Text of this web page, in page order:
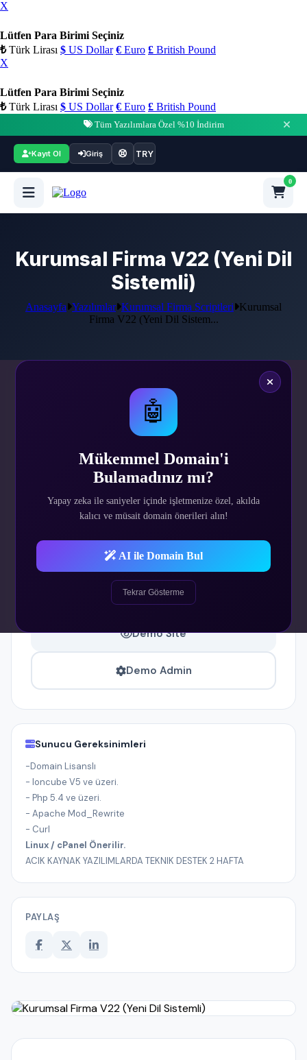
X
Lütfen Para Birimi Seçiniz
₺Türk Lirası $ US Dollar € Euro £ British Pound
X
Lütfen Para Birimi Seçiniz
₺Türk Lirası $ US Dollar € Euro £ British Pound
Tüm Yazılımlara Özel %10 İndirim
Kayıt Ol Giriş TRY
0
Kurumsal Firma V22 (Yeni Dil
Sistemli)
Anasayfa Yazılımlar Kurumsal Firma Scriptleri Kurumsal
Firma V22 (Yeni Dil Sistem...
🤖
Mükemmel Domain'i
Bulamadınız mı?
Yapay zeka ile saniyeler içinde işletmenize özel, akılda
kalıcı ve müsait domain önerileri alın!
AI ile Domain Bul
Tekrar Gösterme
Yönetim Panelimizi İncelemek
Admin Panel Giriş Bilgileri
Parola: demo
3.250₺
Tek Sefer
SATIN AL
Demo Site
Demo Admin
Sunucu Gereksinimleri
-Domain Lisanslı
- Ioncube V5 ve üzeri.
- Php 5.4 ve üzeri.
- Apache Mod_Rewrite
- Curl
Linux / cPanel Önerilir.
ACIK KAYNAK YAZILIMLARDA TEKNIK DESTEK 2 HAFTA
PAYLAŞ